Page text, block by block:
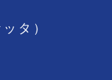
タ）